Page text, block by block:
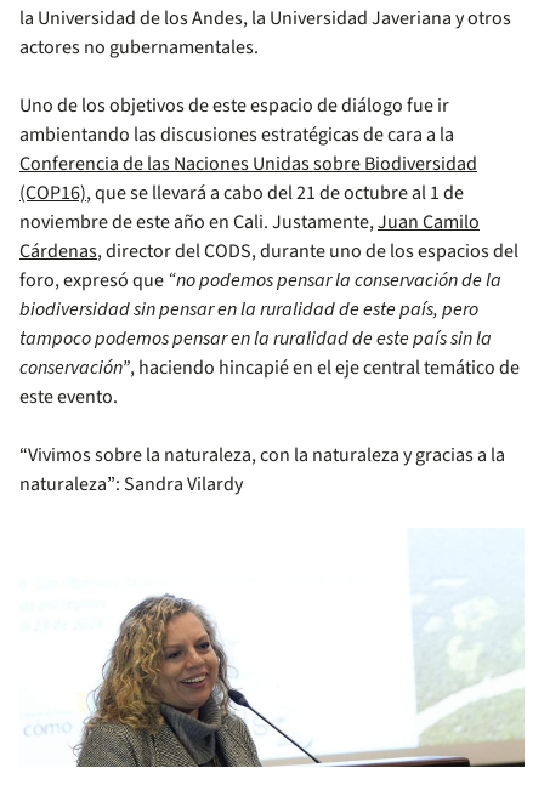
la Universidad de los Andes, la Universidad Javeriana y otros
actores no gubernamentales.
Uno de los objetivos de este espacio de diálogo fue ir
ambientando las discusiones estratégicas de cara a la
Conferencia de las Naciones Unidas sobre Biodiversidad
(COP16), que se llevará a cabo del 21 de octubre al 1 de
noviembre de este año en Cali. Justamente,Juan Camilo
Cárdenas, director del CODS, durante uno de los espacios del
foro, expresó que “no podemos pensar la conservación de la
biodiversidad sin pensar en la ruralidad de este país, pero
tampoco podemos pensar en la ruralidad de este país sin la
conservación”, haciendo hincapié en el eje central temático de
este evento.
“Vivimos sobre la naturaleza, con la naturaleza y gracias a la
naturaleza”: Sandra Vilardy